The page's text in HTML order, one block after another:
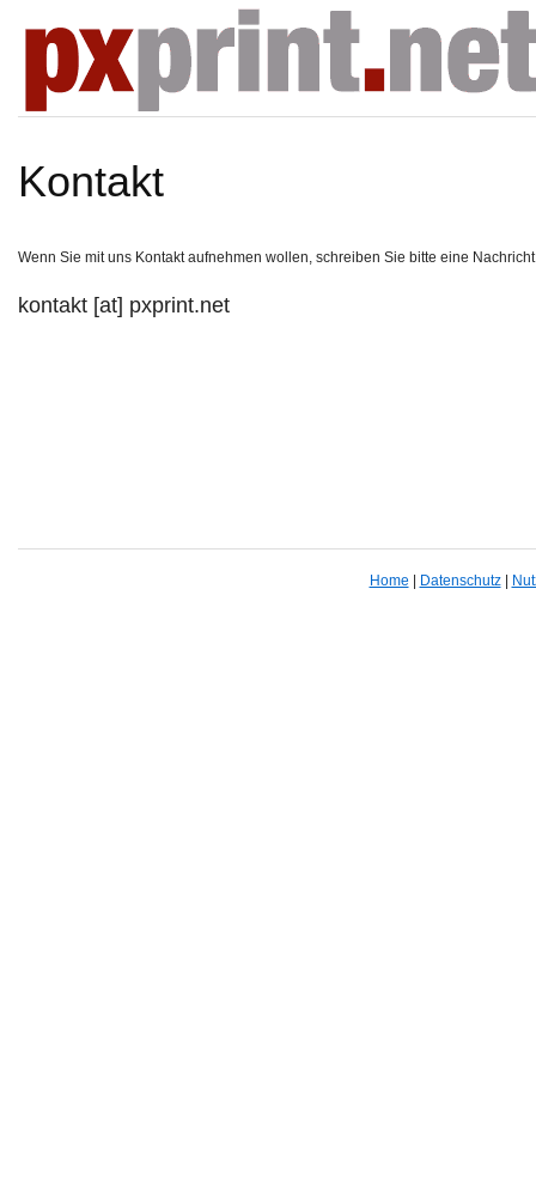
Kontakt
Wenn Sie mit uns Kontakt aufnehmen wollen, schreiben Sie bitte eine
kontakt [at] pxprint.net
Home Datenschutz|